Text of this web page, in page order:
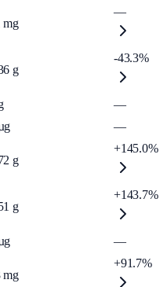
mg
—
g
-43.3%
—
—
g
+145.0%
g
+143.7%
—
mg
+91.7%